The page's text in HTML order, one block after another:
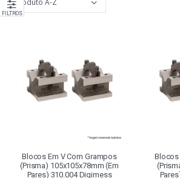
Blocos Em V Com Grampos
(prisma) 105x105x78mm (em
Pares) 310.004 Digimess
Blocos
FILTROS